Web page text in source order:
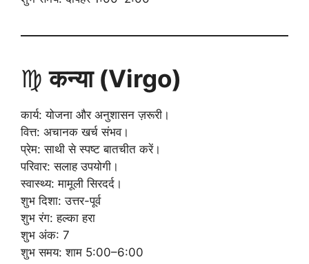
♍कन्या (Virgo)
कार्य: योजना और अनुशासन ज़रूरी।
वित्त: अचानक खर्च संभव।
प्रेम: साथी से स्पष्ट बातचीत करें।
परिवार: सलाह उपयोगी।
स्वास्थ्य: मामूली सिरदर्द।
शुभ दिशा: उत्तर-पूर्व
शुभ रंग: हल्का हरा
शुभ अंक: 7
शुभ समय: शाम 5:00–6:00